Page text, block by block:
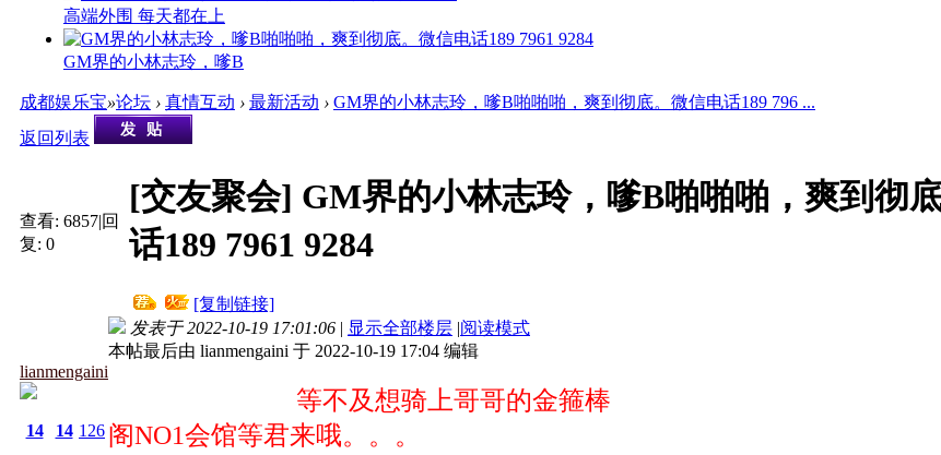
高端外围 每天都在上
GM界的小林志玲，嗲B
成都娱乐宝»论坛 › 真情互动 › 最新活动 › GM界的小林志玲，嗲B啪啪啪，爽到彻底。微信电话189 796 ...
返回列表
查看: 6857|回
复: 0
[交友聚会] GM界的小林志玲，嗲B啪啪啪，爽到彻
话189 7961 9284
[复制链接]
lianmengaini
14 14 126
发表于 2022-10-19 17:01:06 | 显示全部楼层 |阅读模式
本帖最后由 lianmengaini 于 2022-10-19 17:04 编辑
等不及想骑上哥哥的金箍棒
阁NO1会馆等君来哦。。。